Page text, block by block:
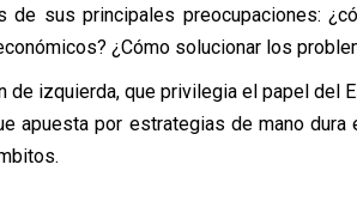
de sus principales preocupaciones:
¿Cómo solucionar los
de izquierda, que privilegia el papel del
apuesta por estrategias de mano dura